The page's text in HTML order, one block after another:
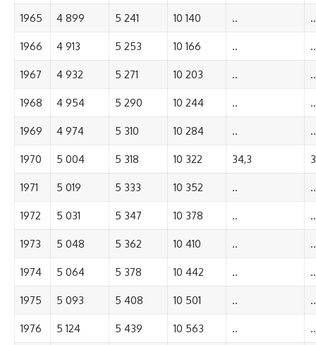
1965 4 899 5 241 10 140 .. ..
1966 4 913 5 253 10 166 .. ..
1967 4 932 5 271 10 203 .. ..
1968 4 954 5 290 10 244 .. ..
1969 4 974 5 310 10 284 .. ..
1970 5 004 5 318 10 322 34,3
1971 5 019 5 333 10 352 .. ..
1972 5 031 5 347 10 378 .. ..
1973 5 048 5 362 10 410 .. ..
1974 5 064 5 378 10 442 .. ..
1975 5 093 5 408 10 501 .. ..
1976 5 124 5 439 10 563 .. ..